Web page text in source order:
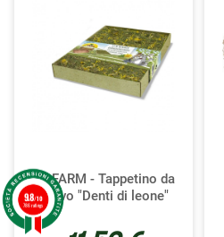
JR FARM - Tappetino da
scavo "Denti di leone"
9.8/10
786 ratings